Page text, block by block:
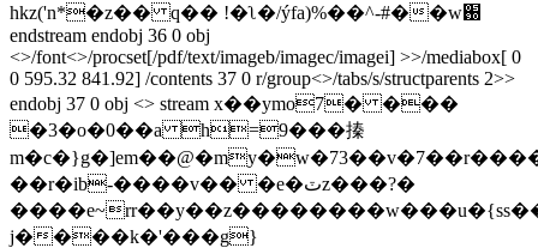
hkz('n*�z�� q�� !�ʅ�/ýfa)%��^-#��w֐
endstream endobj 36 0 obj
<>/font<>/procset[/pdf/text/imageb/imagec/imagei] >>/mediabox[ 0
0 595.32 841.92] /contents 37 0 r/group<>/tabs/s/structparents 2>>
endobj 37 0 obj <> stream x��ymo7� ���
�3�o�0��a h=9���搸
��r�ib-����v�� �e�ٽz���?�
����e~rr�
j����k�'���g}